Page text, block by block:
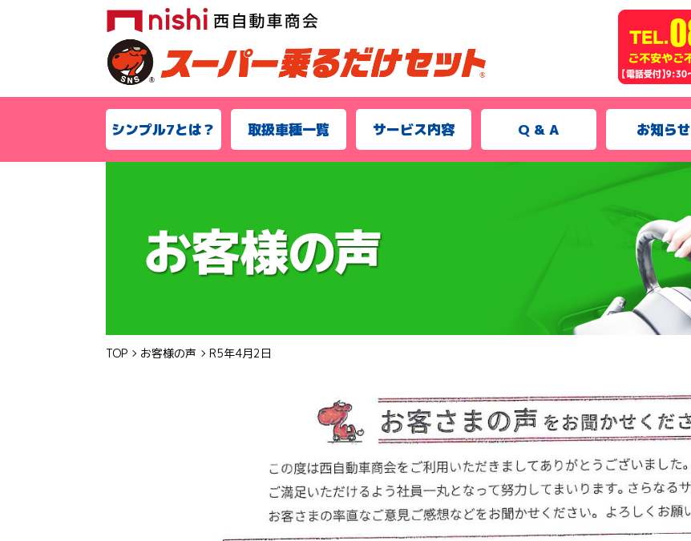
シンプル7とは？ 取扱車種一覧 サービス内容 Q & A お知らせ
TOP お客様の声 R5年4月2日